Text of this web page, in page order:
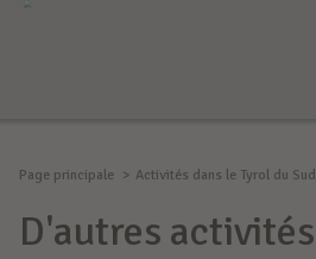
Page principale Activités dans le Tyrol du Sud
D'autres activités